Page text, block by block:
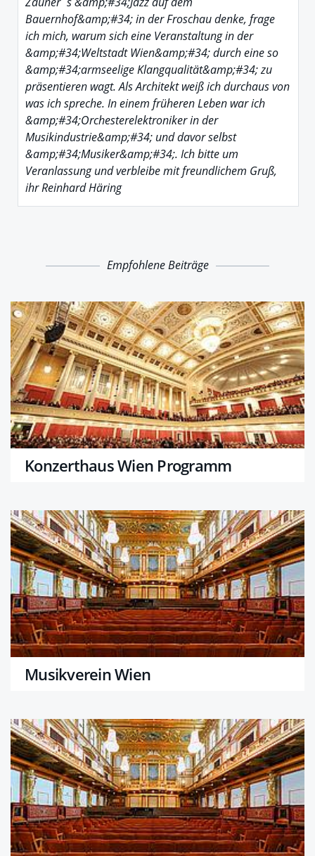
Bauernhof&amp;#34; in der Froschau denke, frage
ich mich, warum sich eine Veranstaltung in der
&amp;#34;Weltstadt Wien&amp;#34; durch eine so
&amp;#34;armseelige Klangqualität&amp;#34; zu
präsentieren wagt. Als Architekt weiß ich durchaus von
was ich spreche. In einem früheren Leben war ich
&amp;#34;Orchesterelektroniker in der
Musikindustrie&amp;#34; und davor selbst
&amp;#34;Musiker&amp;#34;. Ich bitte um
Veranlassung und verbleibe mit freundlichem Gruß,
ihr Reinhard Häring
Empfohlene Beiträge
Konzerthaus Wien Programm
Musikverein Wien